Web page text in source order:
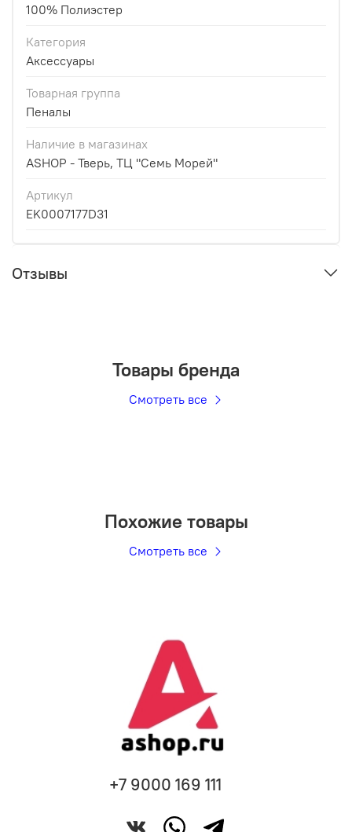
100% Полиэстер
Категория
Аксессуары
Товарная группа
Пеналы
Наличие в магазинах
ASHOP - Тверь, ТЦ "Семь Морей"
Артикул
EK0007177D31
Отзывы
Товары бренда
Смотреть все
Похожие товары
Смотреть все
+7 9000 169 111